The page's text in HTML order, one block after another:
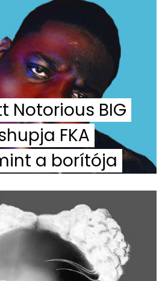
Notorious BIG
FKA
a borítója